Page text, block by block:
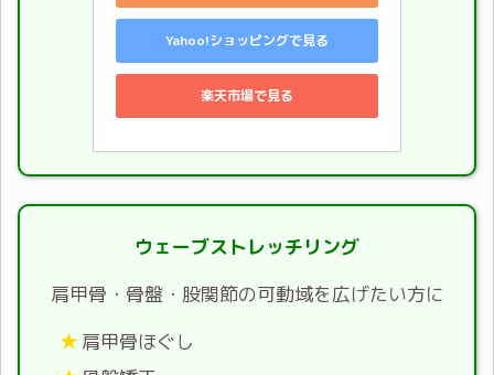
Yahoo!ショッピングで見る
楽天市場で見る
ウェーブストレッチリング
肩甲骨・骨盤・股関節の可動域を広げたい方に
肩甲骨ほぐし